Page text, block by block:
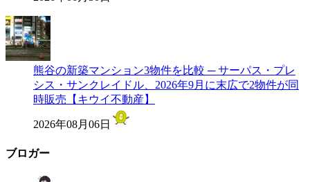
熊谷の新築マンション3物件を比較 ─ サーパス・プレ
シス・サンクレイドル、2026年9月に末広で2物件が同
時販売【キウイ不動産】
2026年08月06日
ブロガー